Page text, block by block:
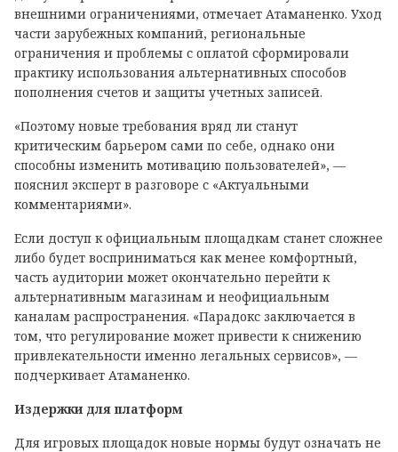
внешними ограничениями, отмечает Атаманенко. Уход
части зарубежных компаний, региональные
ограничения и проблемы с оплатой сформировали
практику использования альтернативных способов
пополнения счетов и защиты учетных записей.
«Поэтому новые требования вряд ли станут
критическим барьером сами по себе, однако они
способны изменить мотивацию пользователей», —
пояснил эксперт в разговоре с «Актуальными
комментариями».
Если доступ к официальным площадкам станет сложнее
либо будет восприниматься как менее комфортный,
часть аудитории может окончательно перейти к
альтернативным магазинам и неофициальным
каналам распространения. «Парадокс заключается в
том, что регулирование может привести к снижению
привлекательности именно легальных сервисов», —
подчеркивает Атаманенко.
Издержки для платформ
Для игровых площадок новые нормы будут означать не